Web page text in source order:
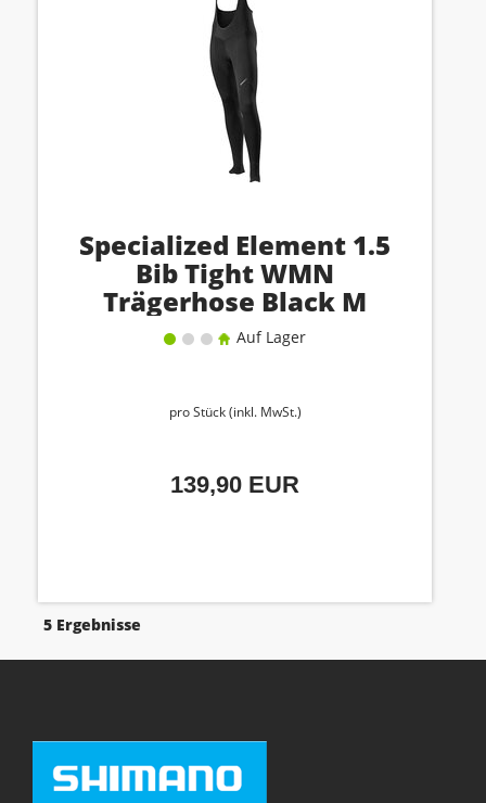
Specialized Element 1.5
Bib Tight WMN
Trägerhose Black M
Auf Lager
pro Stück (inkl. MwSt.)
139,90 EUR
5 Ergebnisse